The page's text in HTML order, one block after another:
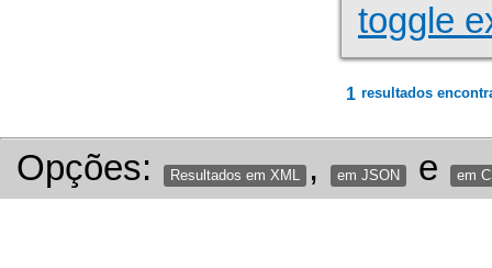
toggle
1 resultados
Opções: Resultados em XML , em JSON e em